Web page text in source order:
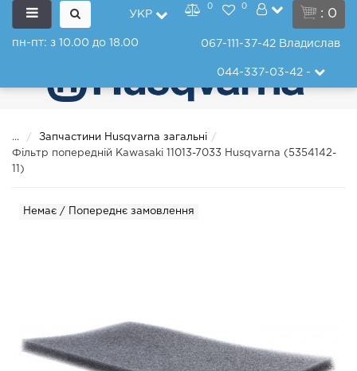
: 0
УКР
0 0
пн-пт: з 10.00 до 18.00 067-111-37-42 Владислав
044-337-03-42-
...
Запчастини Husqvarna загальні
Фільтр попередній Kawasaki 11013-7033 Husqvarna (5354142-
11)
Немає / Попереднє замовлення